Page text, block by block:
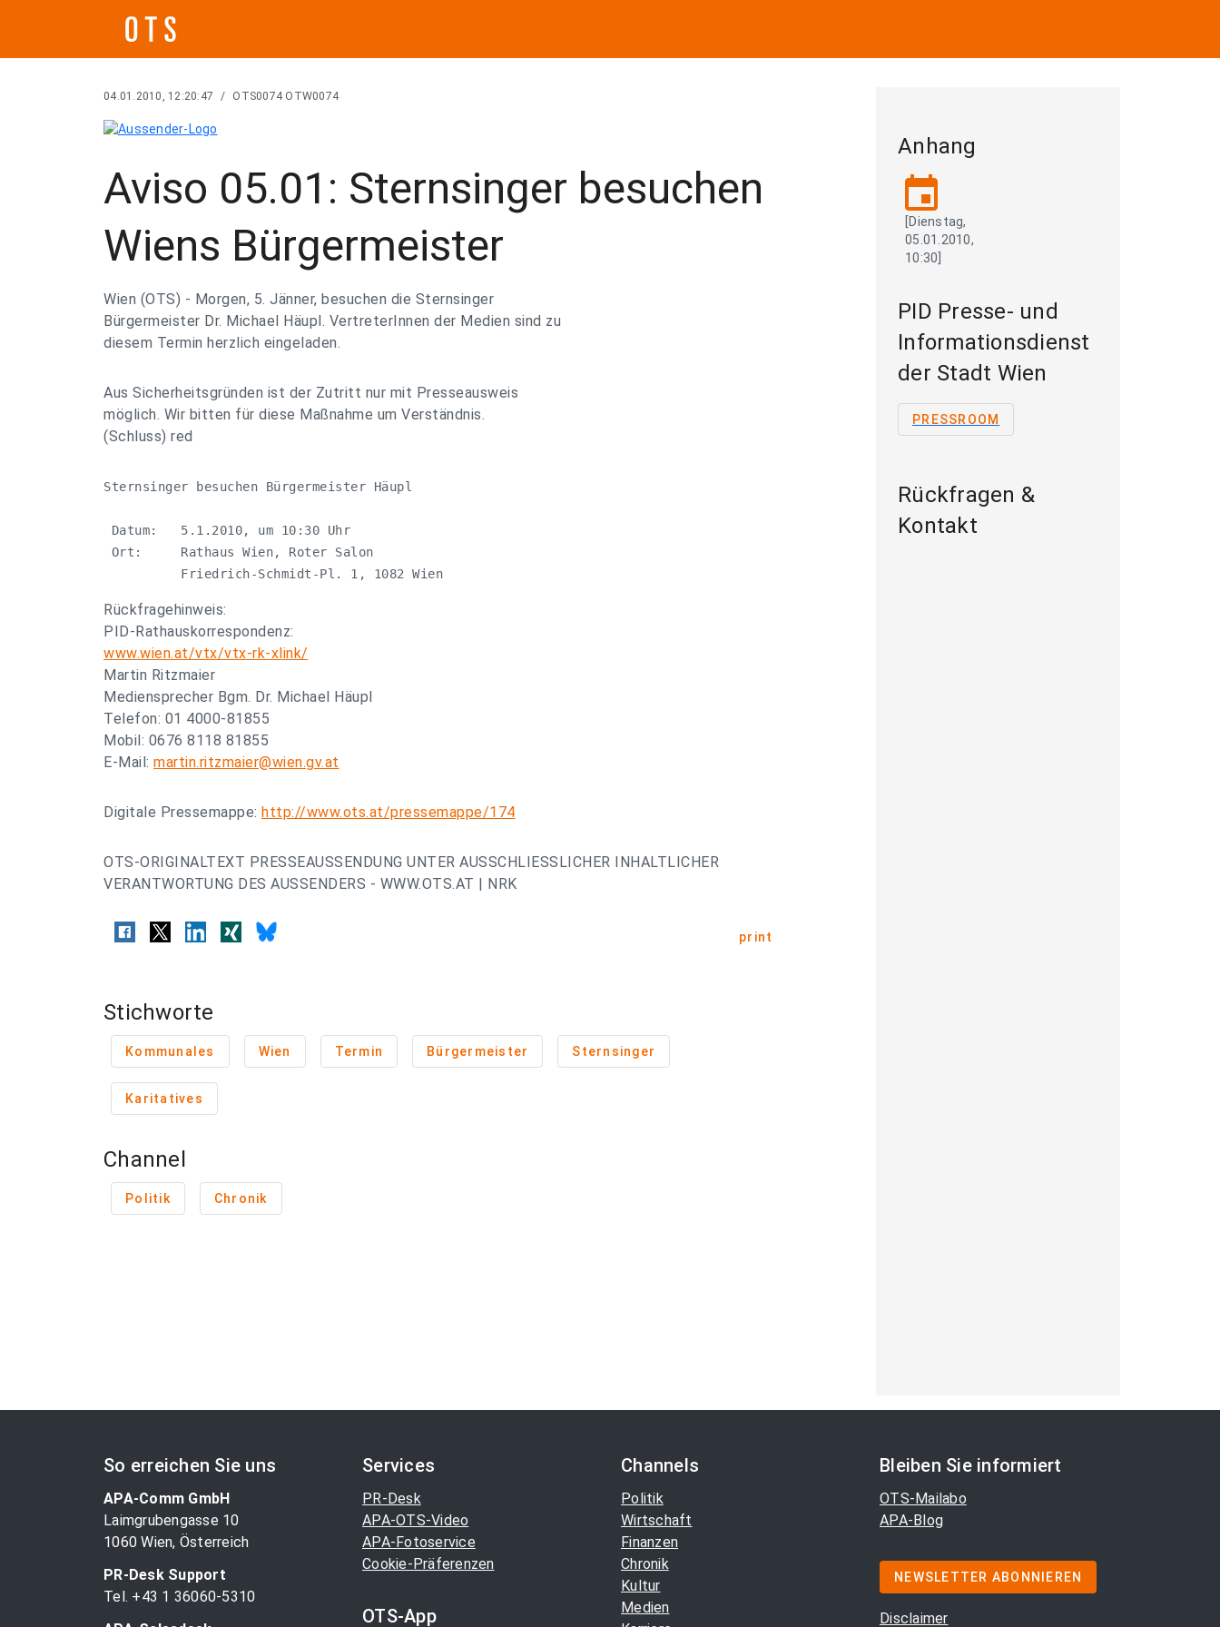
04.01.2010, 12:20:47 / OTS0074 OTW0074
Aviso 05.01: Sternsinger besuchen
Wiens Bürgermeister
Wien (OTS) - Morgen, 5. Jänner, besuchen die Sternsinger
Bürgermeister Dr. Michael Häupl. VertreterInnen der Medien sind zu
diesem Termin herzlich eingeladen.
Aus Sicherheitsgründen ist der Zutritt nur mit Presseausweis
möglich. Wir bitten für diese Maßnahme um Verständnis.
(Schluss) red
Sternsinger besuchen Bürgermeister Häupl
Datum:   5.1.2010, um 10:30 Uhr
Ort:     Rathaus Wien, Roter Salon
          Friedrich-Schmidt-Pl. 1, 1082 Wien
Rückfragehinweis:
PID-Rathauskorrespondenz:
www.wien.at/vtx/vtx-rk-xlink/
Martin Ritzmaier
Mediensprecher Bgm. Dr. Michael Häupl
Telefon: 01 4000-81855
Mobil: 0676 8118 81855
E-Mail: martin.ritzmaier@wien.gv.at
Digitale Pressemappe: http://www.ots.at/pressemappe/174
OTS-ORIGINALTEXT PRESSEAUSSENDUNG UNTER AUSSCHLIESSLICHER INHALTLICHER
VERANTWORTUNG DES AUSSENDERS - WWW.OTS.AT | NRK
print
Stichworte
Kommunales Wien Termin Bürgermeister Sternsinger
Karitatives
Channel
Politik Chronik
Anhang
event
[Dienstag,
05.01.2010,
10:30]
PID Presse- und
Informationsdienst
der Stadt Wien
PRESSROOM
Rückfragen &
Kontakt
So erreichen Sie uns
APA-Comm GmbH
Laimgrubengasse 10
1060 Wien, Österreich
PR-Desk Support
Tel. +43 1 36060-5310
Services
PR-Desk
APA-OTS-Video
APA-Fotoservice
Cookie-Präferenzen
OTS-App
Channels
Politik
Wirtschaft
Finanzen
Chronik
Kultur
Medien
Bleiben Sie informiert
OTS-Mailabo
APA-Blog
NEWSLETTER ABONNIEREN
Disclaimer